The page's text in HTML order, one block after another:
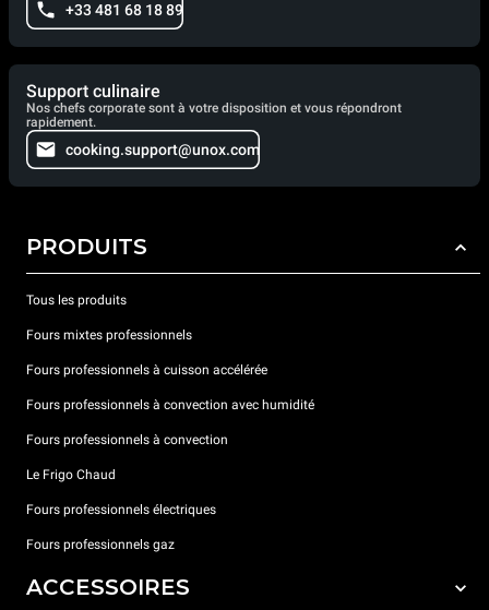
+33 481 68 18 89
Support culinaire
Nos chefs corporate sont à votre disposition et vous répondront
rapidement.
cooking.support@unox.com
PRODUITS
Tous les produits
Fours mixtes professionnels
Fours professionnels à cuisson accélérée
Fours professionnels à convection avec humidité
Fours professionnels à convection
Le Frigo Chaud
Fours professionnels électriques
Fours professionnels gaz
ACCESSOIRES